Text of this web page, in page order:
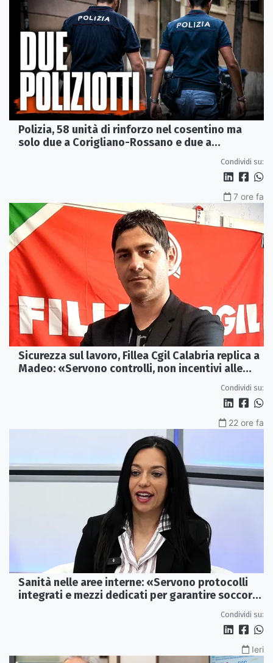
Polizia, 58 unità di rinforzo nel cosentino ma
solo due a Corigliano-Rossano e due a
Condividi su:
7 ore fa
Sicurezza sul lavoro, Fillea Cgil Calabria replica a
Madeo: «Servono controlli, non incentivi alle
Condividi su:
22 ore fa
Sanità nelle aree interne: «Servono protocolli
integrati e mezzi dedicati per garantire soccorsi
Condividi su:
Ieri